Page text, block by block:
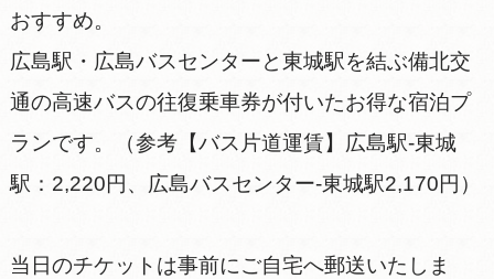
おすすめ。
広島駅・広島バスセンターと東城駅を結ぶ備北交
通の高速バスの往復乗車券が付いたお得な宿泊プ
ランです。（参考【バス片道運賃】広島駅-東城
駅：2,220円、広島バスセンター-東城駅2,170円）
当日のチケットは事前にご自宅へ郵送いたしま